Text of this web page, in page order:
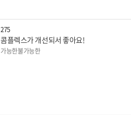
275
콤플렉스가 개선되서 좋아요!
가능한불가능한